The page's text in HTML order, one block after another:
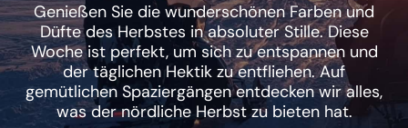
Genießen Sie die wunderschönen Farben und
Düfte des Herbstes in absoluter Stille. Diese
Woche ist perfekt, um sich zu entspannen und
der täglichen Hektik zu entfliehen. Auf
gemütlichen Spaziergängen entdecken wir alles,
was der nördliche Herbst zu bieten hat.